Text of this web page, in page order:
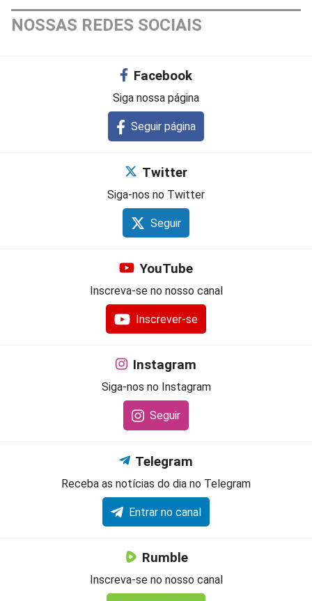
NOSSAS REDES SOCIAIS
Facebook
Siga nossa página
Seguir página
Twitter
Siga-nos no Twitter
Seguir
YouTube
Inscreva-se no nosso canal
Inscrever-se
Instagram
Siga-nos no Instagram
Seguir
Telegram
Receba as notícias do dia no Telegram
Entrar no canal
Rumble
Inscreva-se no nosso canal